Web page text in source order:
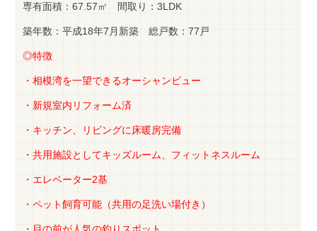
専有面積：67.57㎡ 間取り：3LDK
築年数：平成18年7月新築 総戸数：77戸
◎特徴
・相模湾を一望できるオーシャンビュー
・新規室内リフォーム済
・キッチン、リビングに床暖房完備
・共用施設としてキッズルーム、フィットネスルーム
・エレベーター2基
・ペット飼育可能（共用の足洗い場付き）